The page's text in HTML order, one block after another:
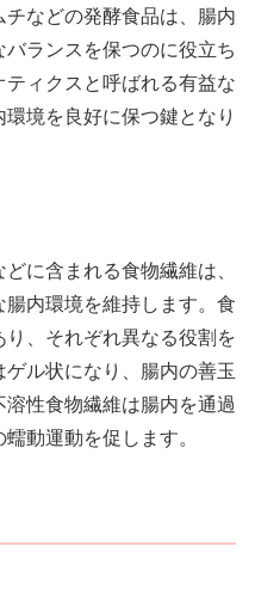
などの発酵食品は、腸内
ランスを保つのに役立ち
ィクスと呼ばれる有益な
境を良好に保つ鍵となり
に含まれる食物繊維は、
内環境を維持します。食
、それぞれ異なる役割を
ル状になり、腸内の善玉
性食物繊維は腸内を通過
動運動を促します。